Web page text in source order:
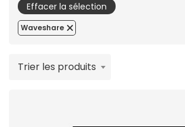
Effacer la sélection
Waveshare
Trier les produits